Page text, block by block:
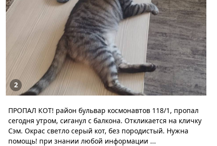
2
ПРОПАЛ КОТ! район бульвар космонавтов 118/1, пропал
сегодня утром, сиганул с балкона. Откликается на кличку
Сэм. Окрас светло серый кот, без породистый. Нужна
помощь! при знании любой информации ...